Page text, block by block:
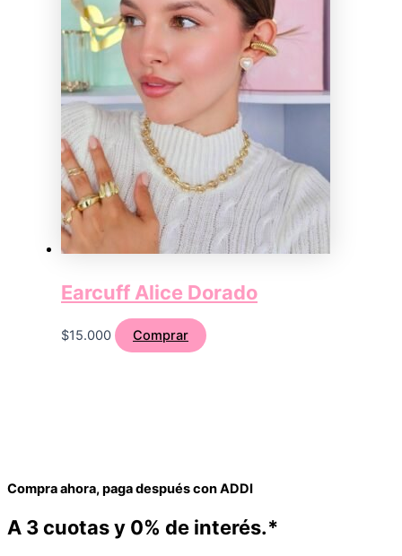
Earcuff Alice Dorado
$15.000 Comprar
Compra ahora, paga después con ADDI
A 3 cuotas y 0% de interés.*